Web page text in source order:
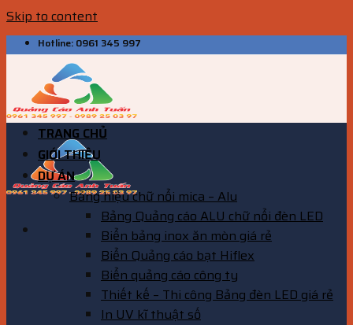
Skip to content
Hotline: 0961 345 997
TRANG CHỦ
GIỚI THIỆU
DỰ ÁN
Bảng hiệu chữ nổi mica – Alu
Bảng Quảng cáo ALU chữ nổi đèn LED
Biển bảng inox ăn mòn giá rẻ
Biển Quảng cáo bạt Hiflex
Biển quảng cáo công ty
Thiết kế – Thi công Bảng đèn LED giá rẻ
In UV kĩ thuật số